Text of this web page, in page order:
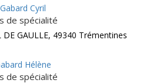
Gabard Cyril
de spécialité
DE GAULLE, 49340 Trémentines
Hélène
de spécialité